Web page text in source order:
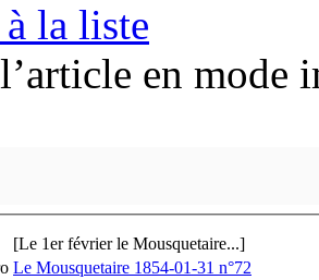
la liste
en mode
[Le 1er février le Mousquetaire...]
Le Mousquetaire 1854-01-31 n°72